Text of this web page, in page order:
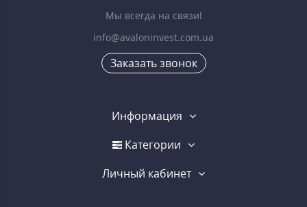
Мы всегда на связи!
info@avaloninvest.com.ua
Заказать звонок
Информация
Категории
Личный кабинет